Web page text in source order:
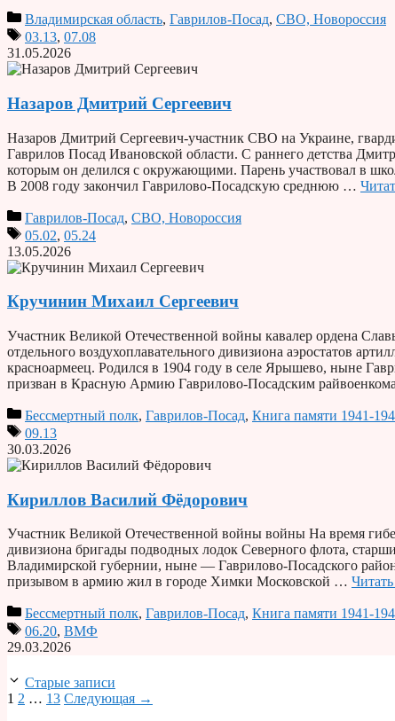
Владимирская область, Гаврилов-Посад, СВО, Новороссия
03.13, 07.08
31.05.2026
Назаров Дмитрий Сергеевич
Назаров Дмитрий Сергеевич-участник СВО на Украине,
Гаврилов Посад Ивановской области. С раннего детства
которым он делился с окружающими. Парень участвовал в
В 2008 году закончил Гаврилово-Посадскую среднюю …
Гаврилов-Посад, СВО, Новороссия
05.02, 05.24
13.05.2026
Кручинин Михаил Сергеевич
Участник Великой Отечественной войны кавалер ордена
отдельного воздухоплавательного дивизиона аэростатов
красноармеец. Родился в 1904 году в селе Ярышево, ныне
призван в Красную Армию Гаврилово-Посадским
Бессмертный полк, Гаврилов-Посад, Книга памяти 1941-
09.13
30.03.2026
Кириллов Василий Фёдорович
Участник Великой Отечественной войны войны На время
дивизиона бригады подводных лодок Северного флота,
Владимирской губернии, ныне — Гаврилово-Посадского
призывом в армию жил в городе Химки Московской …
Бессмертный полк, Гаврилов-Посад, Книга памяти 1941-
06.20, ВМФ
29.03.2026
Старые записи
Страница
1 Страница
2 … Страница
13 Следующая →